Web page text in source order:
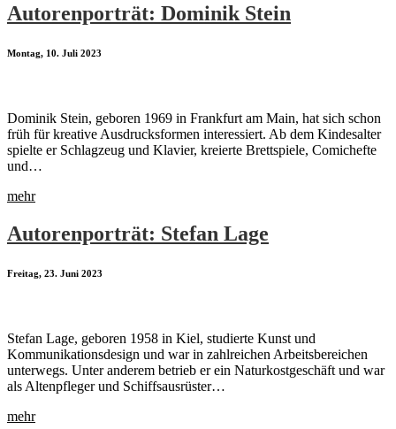
Autorenporträt: Dominik Stein
Montag, 10. Juli 2023
Dominik Stein, geboren 1969 in Frankfurt am Main, hat sich schon
früh für kreative Ausdrucksformen interessiert. Ab dem Kindesalter
spielte er Schlagzeug und Klavier, kreierte Brettspiele, Comichefte
und…
mehr
Autorenporträt: Stefan Lage
Freitag, 23. Juni 2023
Stefan Lage, geboren 1958 in Kiel, studierte Kunst und
Kommunikationsdesign und war in zahlreichen Arbeitsbereichen
unterwegs. Unter anderem betrieb er ein Naturkostgeschäft und war
als Altenpfleger und Schiffsausrüster…
mehr